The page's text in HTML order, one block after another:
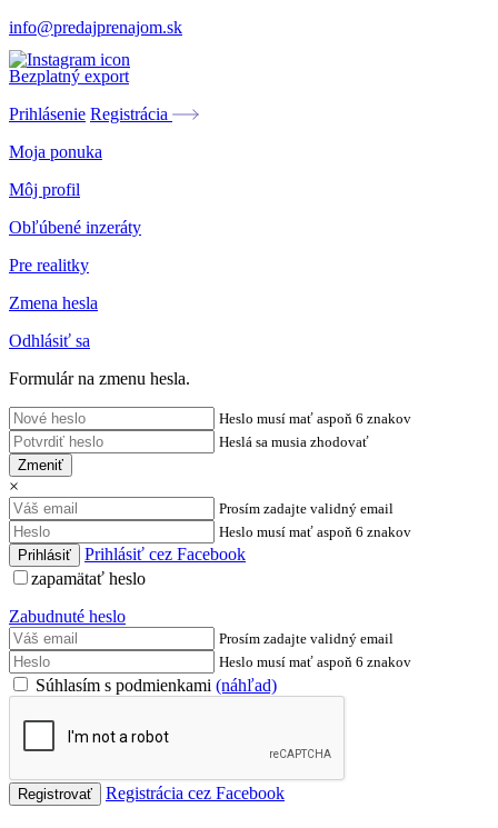
info@predajprenajom.sk
Bezplatný export
Prihlásenie Registrácia
Moja ponuka
Môj profil
Obľúbené inzeráty
Pre realitky
Zmena hesla
Odhlásiť sa
Formulár na zmenu hesla.
Heslo musí mať aspoň 6 znakov
Heslá sa musia zhodovať
Zmeniť
×
Prosím zadajte validný email
Heslo musí mať aspoň 6 znakov
Prihlásiť cez Facebook
zapamätať heslo
Zabudnuté heslo
Prosím zadajte validný email
Heslo musí mať aspoň 6 znakov
Súhlasím s podmienkami (náhľad)
Registrácia cez Facebook